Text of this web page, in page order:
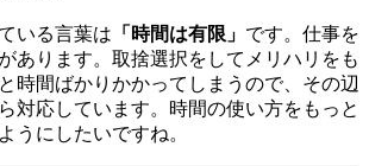
いる言葉は 「時間は有限」 です。仕事を
あります。取捨選択をしてメリハリをも
時間ばかりかかってしまうので、その辺
対応しています。時間の使い方をもっと
うにしたいですね。